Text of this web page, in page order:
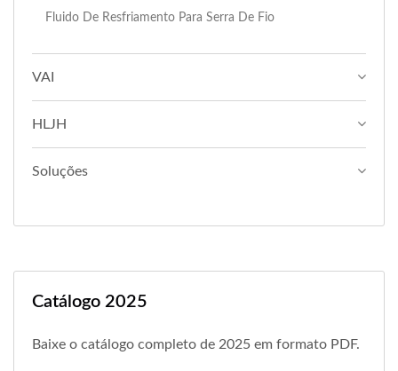
Fluido De Resfriamento Para Serra De Fio
VAI
HLJH
Soluções
Catálogo 2025
Baixe o catálogo completo de 2025 em formato PDF.